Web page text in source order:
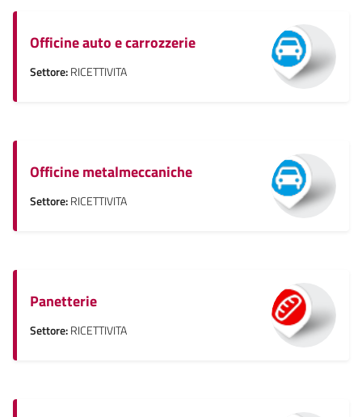
Officine auto e carrozzerie
Settore:RICETTIVITA
Officine metalmeccaniche
Settore:RICETTIVITA
Panetterie
Settore:RICETTIVITA